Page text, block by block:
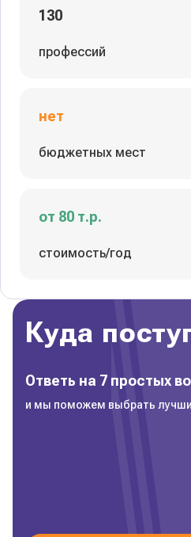
130
профессий
нет
бюджетных мест
от 80 т.р.
стоимость/год
Куда
Ответь на 7 простых
и мы поможем выбрать